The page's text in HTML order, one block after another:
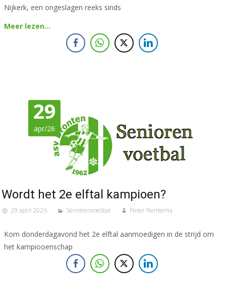
Nijkerk, een ongeslagen reeks sinds
Meer lezen…
29
apr/26
Wordt het 2e elftal kampioen?
29 april 2026 Seniorenvoetbal Peter Renkema
Kom donderdagavond het 2e elftal aanmoedigen in de strijd om
het kampiooenschap